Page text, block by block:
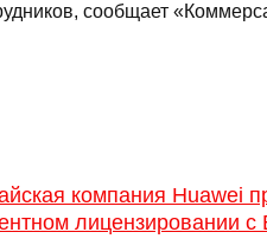
сообщает
компания Huawei
лицензировании с